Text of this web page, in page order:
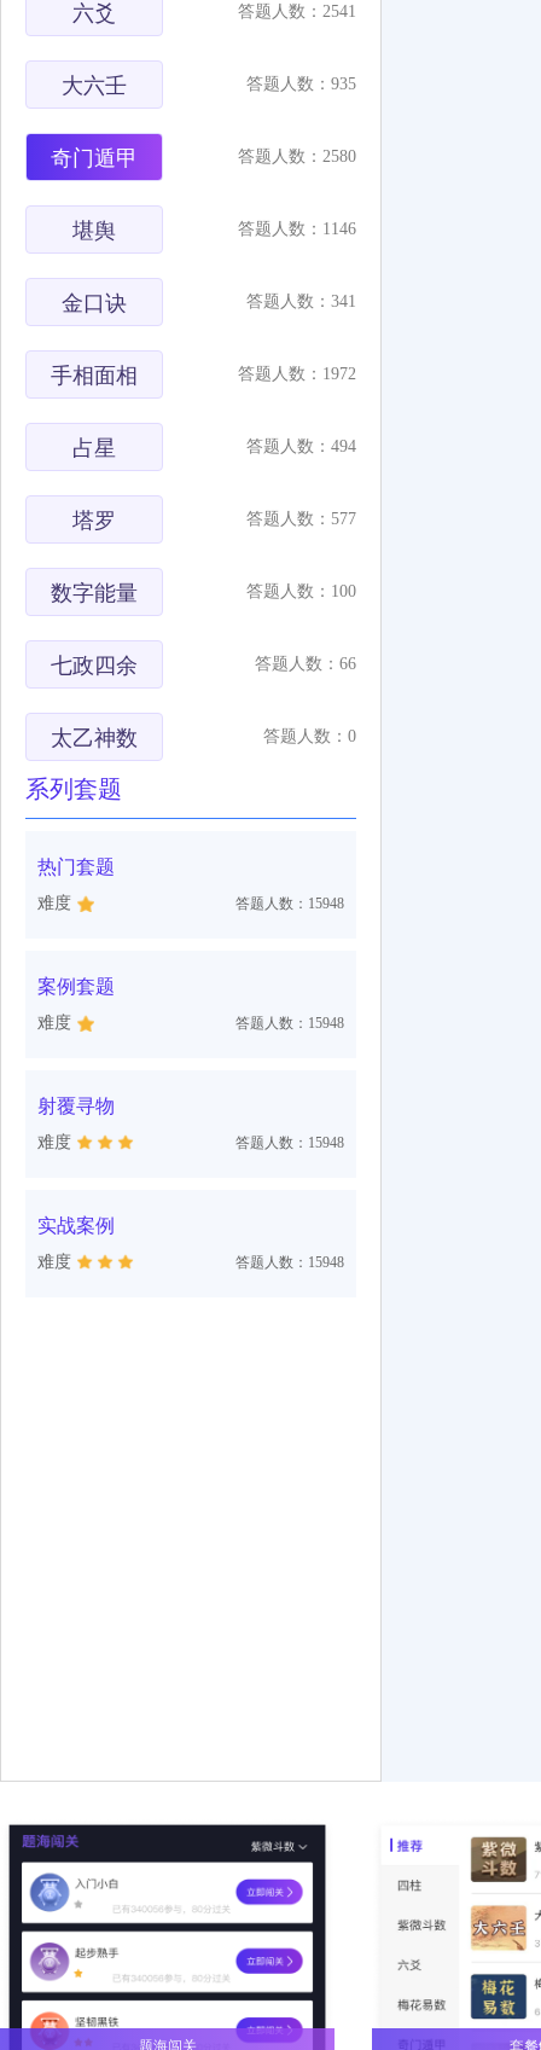
六爻 答题人数：2541
大六壬 答题人数：935
奇门遁甲 答题人数：2580
堪舆 答题人数：1146
金口诀 答题人数：341
手相面相 答题人数：1972
占星 答题人数：494
塔罗 答题人数：577
数字能量 答题人数：100
七政四余 答题人数：66
太乙神数 答题人数：0
系列套题
热门套题
难度 答题人数：15948
案例套题
难度 答题人数：15948
射覆寻物
难度 答题人数：15948
实战案例
难度 答题人数：15948
题海闯关 套